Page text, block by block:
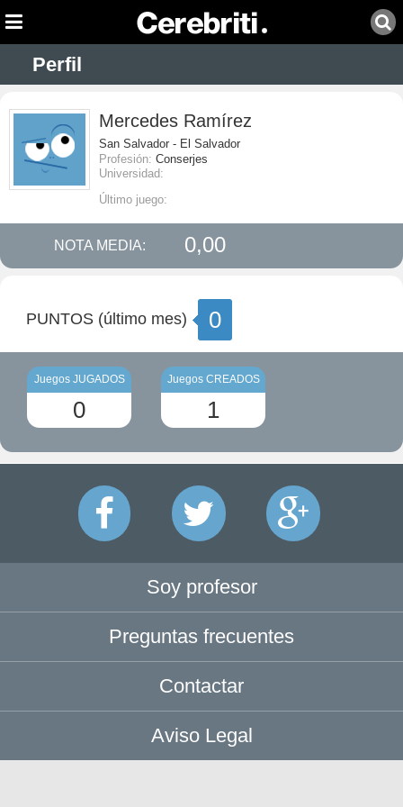
Perfil
Mercedes Ramírez
San Salvador - El Salvador
Profesión: Conserjes
Universidad:
Último juego:
NOTA MEDIA: 0,00
PUNTOS (último mes) 0
Juegos JUGADOS
0
Juegos CREADOS
1
Soy profesor
Preguntas frecuentes
Contactar
Aviso Legal